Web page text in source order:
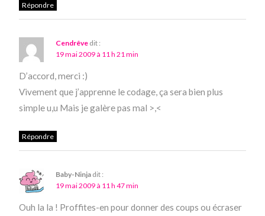
Répondre
Cendrêve dit :
19 mai 2009 à 11 h 21 min
D’accord, merci :)
Vivement que j’apprenne le codage, ça sera bien plus
simple u,u Mais je galère pas mal >,<
Répondre
Baby-Ninja dit :
19 mai 2009 à 11 h 47 min
Ouh la la ! Proffites-en pour donner des coups ou écraser